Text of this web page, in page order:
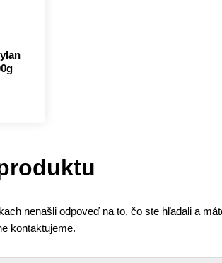
nenašli odpoveď na to, čo ste hľadali a
kontaktujeme.